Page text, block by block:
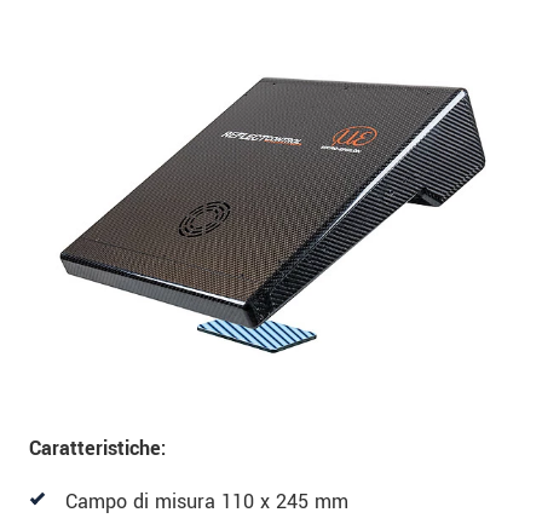
Caratteristiche:
Campo di misura 110 x 245 mm